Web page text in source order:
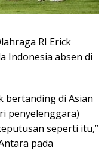
RI Erick
Indonesia absen di
bertanding di Asian
penyelenggara)
seperti itu,”
pada